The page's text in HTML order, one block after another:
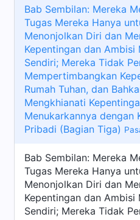
Bab Sembilan: Mereka
Tugas Mereka Hanya
Menonjolkan Diri dan
Kepentingan dan Ambisi
Sendiri; Mereka Tidak
Mempertimbangkan
Rumah Tuhan, dan
Mengkhianati
Menukarkannya dengan
Pribadi (Bagian Tiga)
Bab Sembilan: Mereka
Tugas Mereka Hanya
Menonjolkan Diri dan
Kepentingan dan Ambisi
Sendiri; Mereka Tidak